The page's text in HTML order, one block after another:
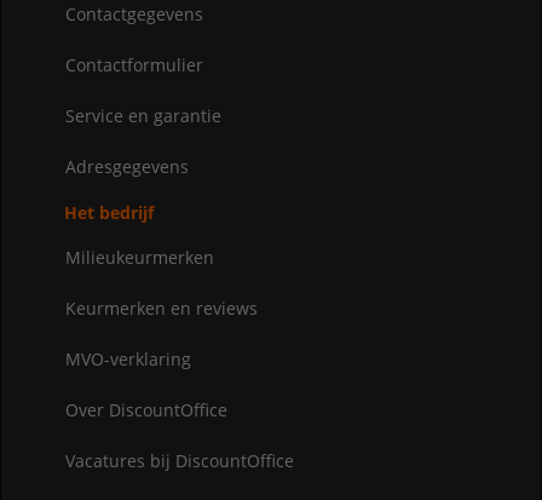
Contactgegevens
Contactformulier
Service en garantie
Adresgegevens
Het bedrijf
Milieukeurmerken
Keurmerken en reviews
MVO-verklaring
Over DiscountOffice
Vacatures bij DiscountOffice